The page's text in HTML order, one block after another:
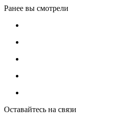
Ранее вы смотрели
Оставайтесь на связи